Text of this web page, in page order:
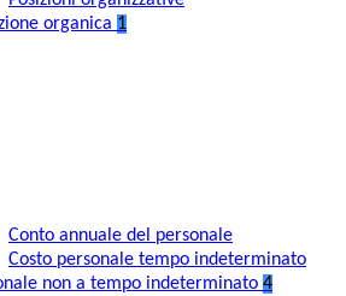
organica 1
Conto annuale del personale
Costo personale tempo indeterminato
non a tempo indeterminato 4